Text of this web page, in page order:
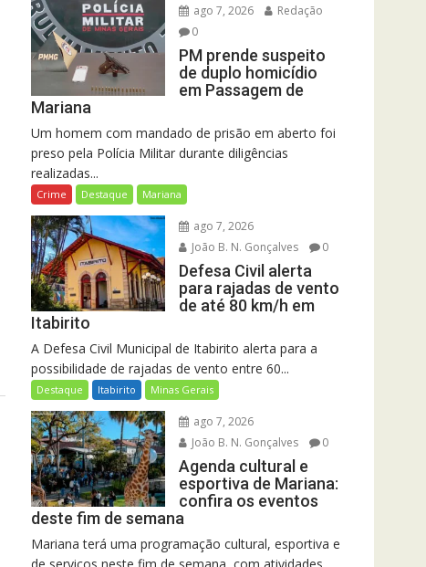
ago 7, 2026
Redação
0
PM prende suspeito
de duplo homicídio
em Passagem de
Mariana
Um homem com mandado de prisão em aberto foi
preso pela Polícia Militar durante diligências
realizadas...
Crime Destaque Mariana
ago 7, 2026
João B. N. Gonçalves
0
Defesa Civil alerta
para rajadas de vento
de até 80 km/h em
Itabirito
A Defesa Civil Municipal de Itabirito alerta para a
possibilidade de rajadas de vento entre 60...
Destaque Itabirito Minas Gerais
ago 7, 2026
João B. N. Gonçalves
0
Agenda cultural e
esportiva de Mariana:
confira os eventos
deste fim de semana
Mariana terá uma programação cultural, esportiva e